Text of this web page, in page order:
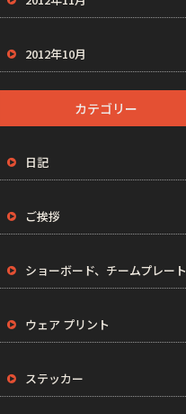
2012年10月
カテゴリー
日記
ご挨拶
ショーボード、チームプレート
ウェア プリント
ステッカー